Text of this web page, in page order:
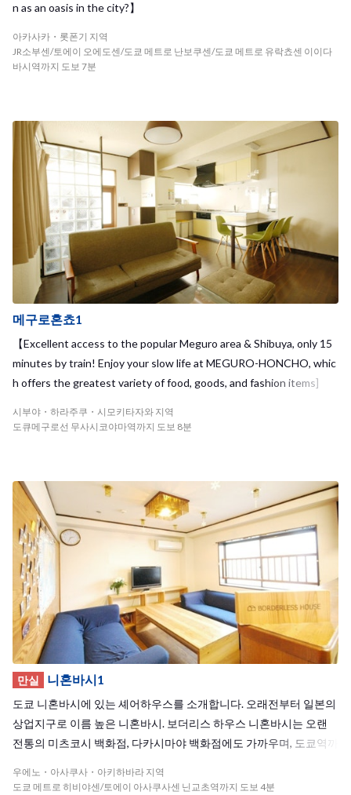
n as an oasis in the city?】
아카사카・롯폰기 지역
JR소부센/토에이 오에도센/도쿄 메트로 난보쿠센/도쿄 메트로 유락쵸센 이이다
바시역까지 도보 7분
메구로혼쵸1
【Excellent access to the popular Meguro area & Shibuya, only 15
minutes by train! Enjoy your slow life at MEGURO-HONCHO, whic
h offers the greatest variety of food, goods, and fashion items]
시부야・하라주쿠・시모키타자와 지역
도큐메구로선 무사시코야마역까지 도보 8분
만실 니혼바시1
도쿄 니혼바시에 있는 셰어하우스를 소개합니다. 오래전부터 일본의
상업지구로 이름 높은 니혼바시. 보더리스 하우스 니혼바시는 오랜
전통의 미츠코시 백화점, 다카시마야 백화점에도 가까우며, 도쿄역까
함을 최대한으로 살린 가구가 있으며, 거실을 바라보는 구조의 주방,
우에노・아사쿠사・아키하바라 지역
도쿄 메트로 히비야센/토에이 아사쿠사센 닌교초역까지 도보 4분